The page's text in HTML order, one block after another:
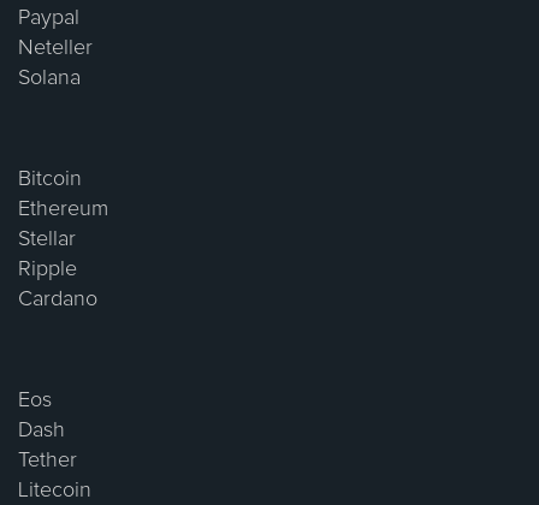
Paypal
Neteller
Solana
Bitcoin
Ethereum
Stellar
Ripple
Cardano
Eos
Dash
Tether
Litecoin